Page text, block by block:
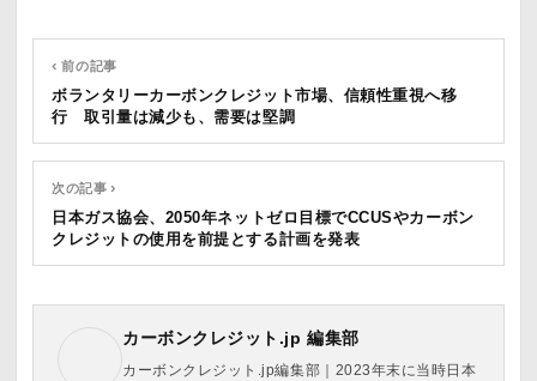
‹ 前の記事
ボランタリーカーボンクレジット市場、信頼性重視へ移
行 取引量は減少も、需要は堅調
次の記事 ›
日本ガス協会、2050年ネットゼロ目標でCCUSやカーボン
クレジットの使用を前提とする計画を発表
カーボンクレジット.jp 編集部
カーボンクレジット.jp編集部｜2023年末に当時日本